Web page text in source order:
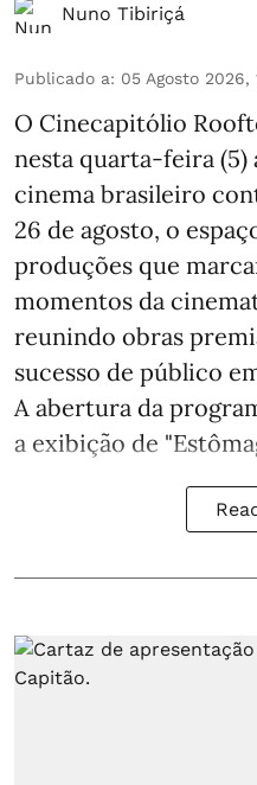
Nuno Tibiriçá
Publicado a: 05 Agosto 2026,
O Cinecapitólio
nesta quarta-feira (5)
cinema brasileiro
26 de agosto, o
produções que
momentos da
reunindo obras
sucesso de público
A abertura da
a exibição de